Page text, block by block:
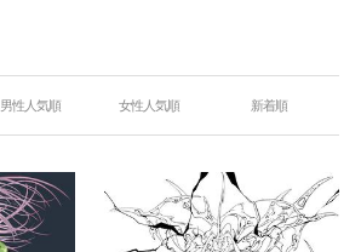
男性人気順 女性人気順 新着順